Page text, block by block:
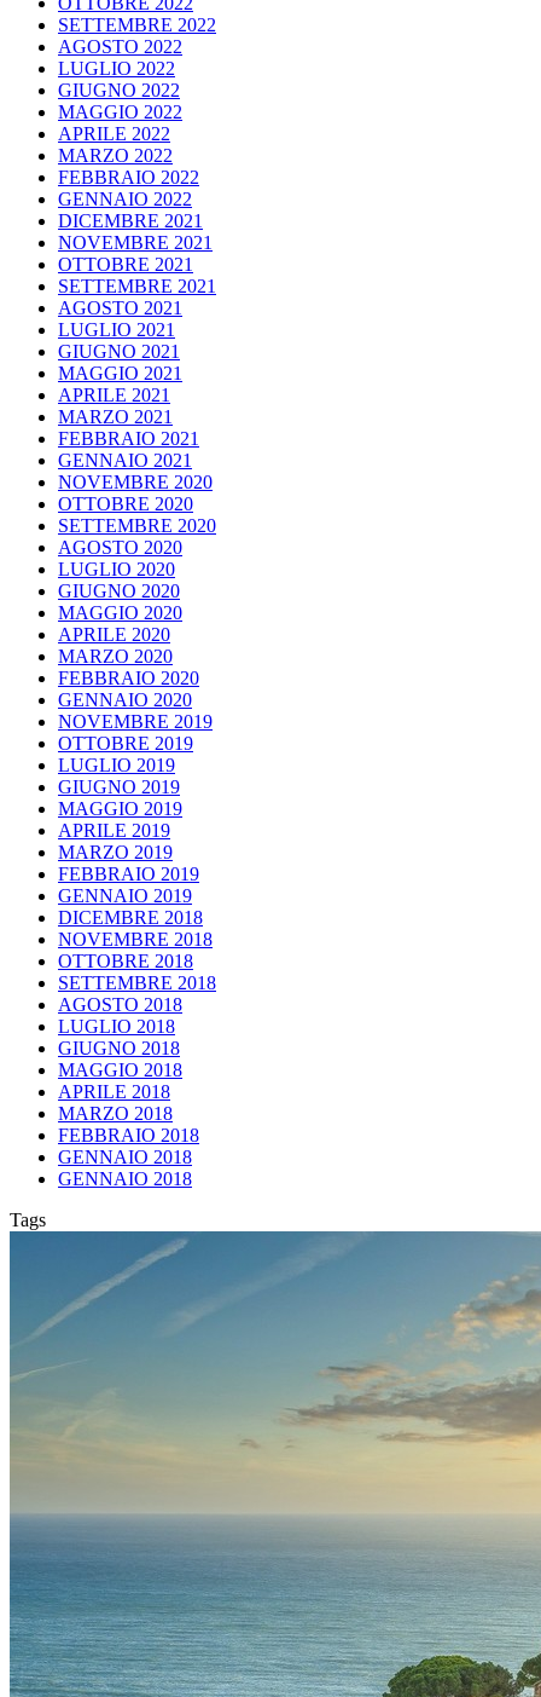
SETTEMBRE 2022
AGOSTO 2022
LUGLIO 2022
GIUGNO 2022
MAGGIO 2022
APRILE 2022
MARZO 2022
FEBBRAIO 2022
GENNAIO 2022
DICEMBRE 2021
NOVEMBRE 2021
OTTOBRE 2021
SETTEMBRE 2021
AGOSTO 2021
LUGLIO 2021
GIUGNO 2021
MAGGIO 2021
APRILE 2021
MARZO 2021
FEBBRAIO 2021
GENNAIO 2021
NOVEMBRE 2020
OTTOBRE 2020
SETTEMBRE 2020
AGOSTO 2020
LUGLIO 2020
GIUGNO 2020
MAGGIO 2020
APRILE 2020
MARZO 2020
FEBBRAIO 2020
GENNAIO 2020
NOVEMBRE 2019
OTTOBRE 2019
LUGLIO 2019
GIUGNO 2019
MAGGIO 2019
APRILE 2019
MARZO 2019
FEBBRAIO 2019
GENNAIO 2019
DICEMBRE 2018
NOVEMBRE 2018
OTTOBRE 2018
SETTEMBRE 2018
AGOSTO 2018
LUGLIO 2018
GIUGNO 2018
MAGGIO 2018
APRILE 2018
MARZO 2018
FEBBRAIO 2018
GENNAIO 2018
GENNAIO 2018
Tags